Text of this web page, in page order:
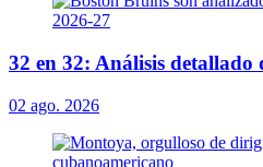
32 en 32: Análisis detallado
02 ago. 2026